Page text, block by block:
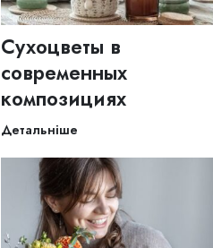
Сухоцветы в
современных
композициях
Детальніше